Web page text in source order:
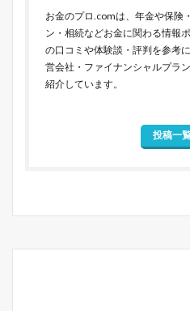
お金のプロ.comは、年金や保険
ン・相続などお金に関わる情報
の口コミや体験談・評判を参考
営会社・ファイナンシャルプラ
紹介しています。
投稿一